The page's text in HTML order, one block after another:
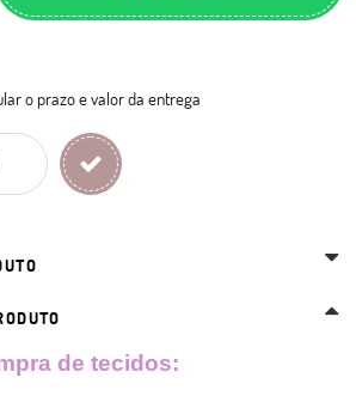
o prazo e valor da entrega
de tecidos: